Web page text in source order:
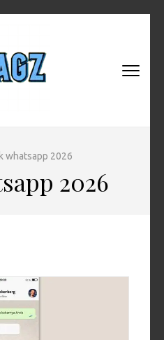
Fashion, Teknologi, dan
whatsapp 2026
2026